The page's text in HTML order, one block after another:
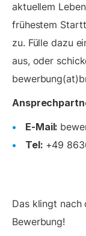
aktuellem
frühestem
zu. Fülle dazu
aus, oder
E-Mail:
Tel: +49
Das klingt nach
Bewerbung!